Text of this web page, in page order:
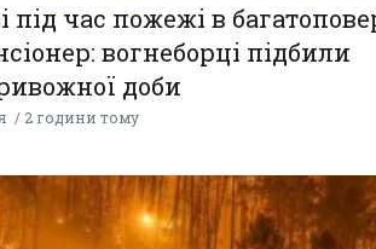
під час пожежі в
вогнеборці підбили
доби
2 години тому